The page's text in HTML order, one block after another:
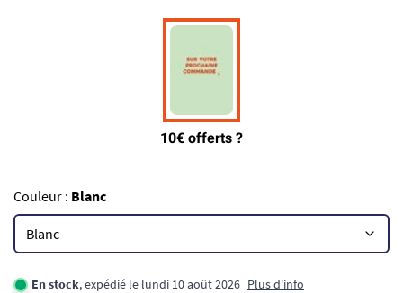
Couleur : Blanc
En stock, expédié le lundi 10 août 2026 Plus d'info